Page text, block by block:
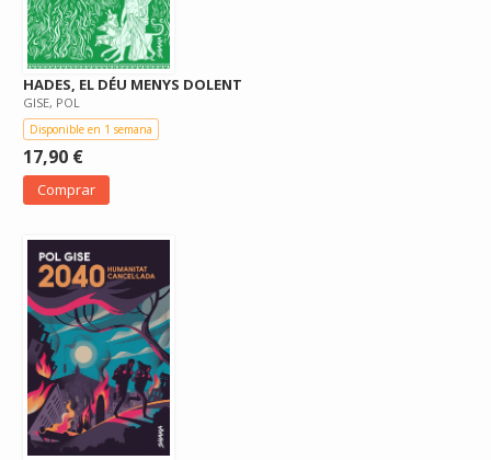
HADES, EL DÉU MENYS DOLENT
GISE, POL
Disponible en 1 semana
17,90 €
Comprar